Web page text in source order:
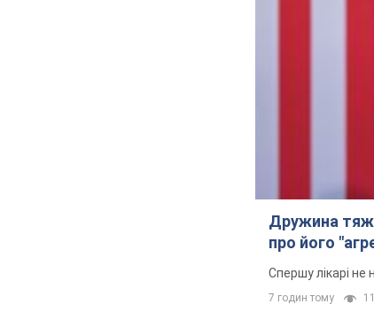
Дружина
про його
Спершу лікарі
7 годин тому